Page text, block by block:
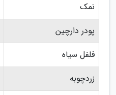
نمک
پودر دارچین
فلفل سیاه
زردچوبه